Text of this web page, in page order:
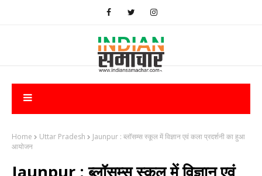
Home Uttar Pradesh
Jaunpur : ब्लॉसम्स स्कूल में विज्ञान एवं कला प्रदर्शनी का हुआ
आयोजन
Jaunpur : ब्लॉसम्स स्कूल में विज्ञान एवं